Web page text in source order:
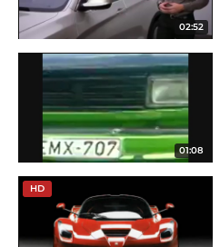
02:52
01:08
HD